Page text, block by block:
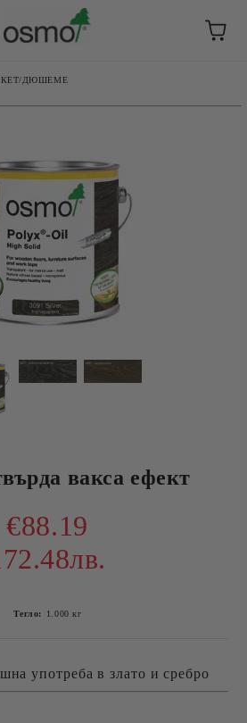
ДЮШЕМЕ
вакса ефект
€88.19
Тегло: 1.000 кг
употреба в злато и сребро